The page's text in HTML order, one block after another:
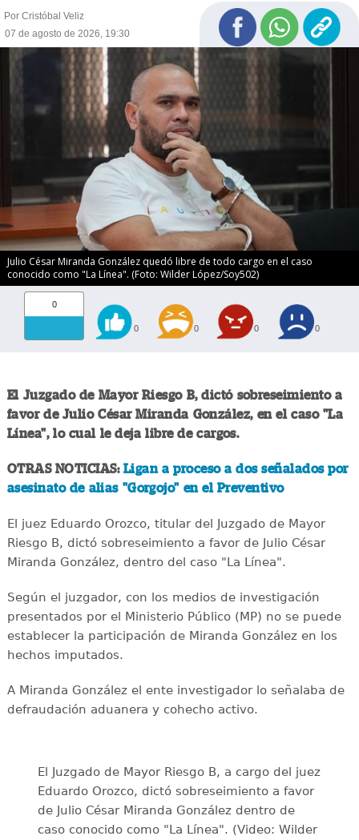
Por Cristóbal Veliz
07 de agosto de 2026, 19:30
Julio César Miranda González quedó libre de todo cargo en el caso
conocido como "La Línea". (Foto: Wilder López/Soy502)
0
0 0 0 0
El Juzgado de Mayor Riesgo B, dictó sobreseimiento a
favor de Julio César Miranda González, en el caso "La
Línea", lo cual le deja libre de cargos.
OTRAS NOTICIAS: Ligan a proceso a dos señalados por
asesinato de alias "Gorgojo" en el Preventivo
El juez Eduardo Orozco, titular del Juzgado de Mayor
Riesgo B, dictó sobreseimiento a favor de Julio César
Miranda González, dentro del caso "La Línea".
Según el juzgador, con los medios de investigación
presentados por el Ministerio Público (MP) no se puede
establecer la participación de Miranda González en los
hechos imputados.
A Miranda González el ente investigador lo señalaba de
defraudación aduanera y cohecho activo.
El Juzgado de Mayor Riesgo B, a cargo del juez
Eduardo Orozco, dictó sobreseimiento a favor
de Julio César Miranda González dentro de
caso conocido como "La Línea". (Video: Wilder